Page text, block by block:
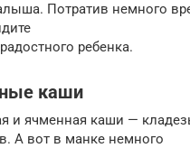
Потратив немного
ребенка.
каши
и ячменная каши —
А вот в манке немного